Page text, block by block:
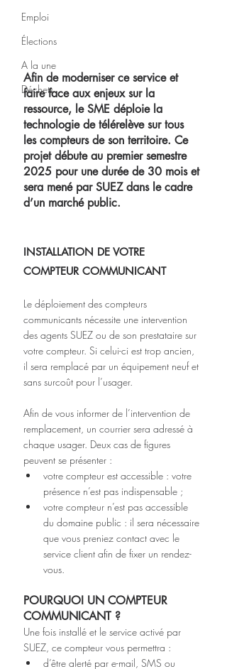
Emploi
Élections
A la une
Déchets
Afin de moderniser ce service et
faire face aux enjeux sur la
ressource, le SME déploie la
technologie de télérelève sur tous
les compteurs de son territoire. Ce
projet débute au premier semestre
2025 pour une durée de 30 mois et
sera mené par SUEZ dans le cadre
d’un marché public.
INSTALLATION DE VOTRE
COMPTEUR COMMUNICANT
Le déploiement des compteurs
communicants nécessite une intervention
des agents SUEZ ou de son prestataire sur
votre compteur. Si celui-ci est trop ancien,
il sera remplacé par un équipement neuf et
sans surcoût pour l’usager.
Afin de vous informer de l’intervention de
remplacement, un courrier sera adressé à
chaque usager. Deux cas de figures
peuvent se présenter :
votre compteur est accessible : votre
présence n’est pas indispensable ;
votre compteur n’est pas accessible
du domaine public : il sera nécessaire
que vous preniez contact avec le
service client afin de fixer un rendez-
vous.
POURQUOI UN COMPTEUR
COMMUNICANT ?
Une fois installé et le service activé par
SUEZ, ce compteur vous permettra :
d’être alerté par e-mail, SMS ou